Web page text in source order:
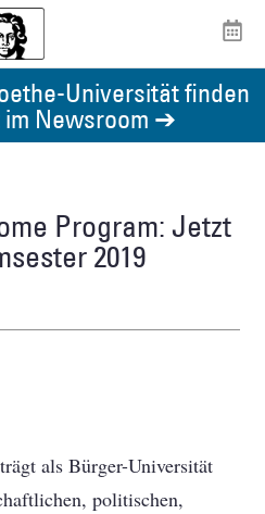
Universität finden
im Newsroom ➔
Program: Jetzt
2019
als Bürger-Universität
politischen,